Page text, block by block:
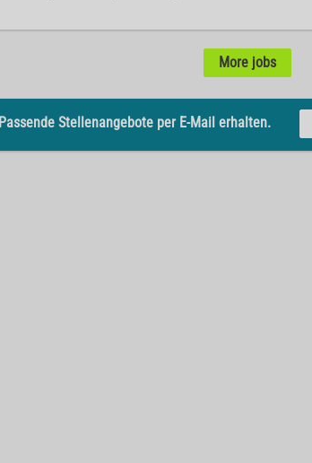
More jobs
Passende Stellenangebote per E-Mail erhalten.